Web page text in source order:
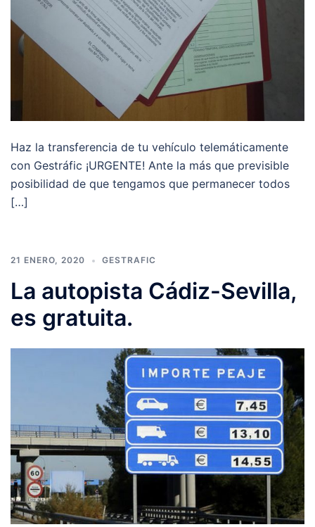
Haz la transferencia de tu vehículo telemáticamente
con Gestráfic ¡URGENTE! Ante la más que previsible
posibilidad de que tengamos que permanecer todos
[…]
21 ENERO, 2020 GESTRAFIC
La autopista Cádiz-Sevilla,
es gratuita.